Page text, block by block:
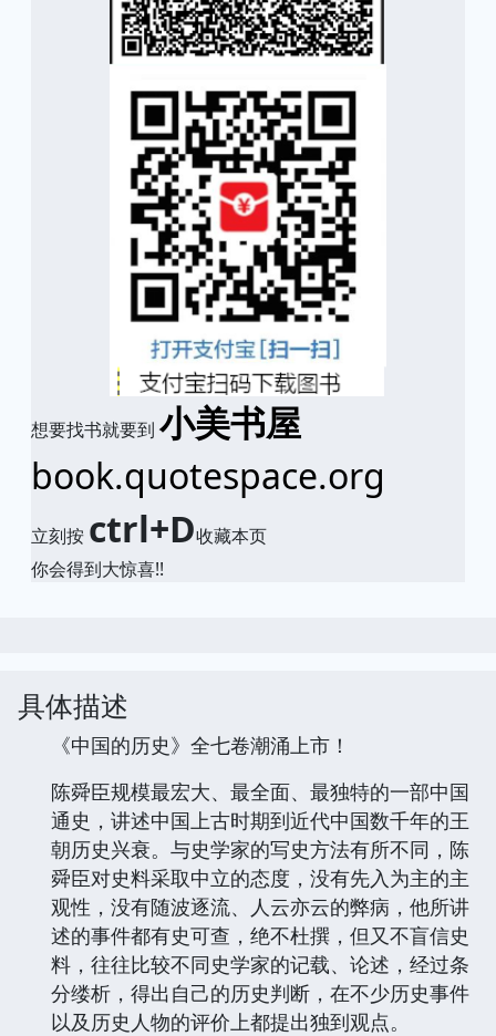
想要找书就要到 小美书屋
book.quotespace.org
立刻按 ctrl+D收藏本页
你会得到大惊喜!!
具体描述
《中国的历史》全七卷潮涌上市！
陈舜臣规模最宏大、最全面、最独特的一部中国
通史，讲述中国上古时期到近代中国数千年的王
朝历史兴衰。与史学家的写史方法有所不同，陈
舜臣对史料采取中立的态度，没有先入为主的主
观性，没有随波逐流、人云亦云的弊病，他所讲
述的事件都有史可查，绝不杜撰，但又不盲信史
料，往往比较不同史学家的记载、论述，经过条
分缕析，得出自己的历史判断，在不少历史事件
以及历史人物的评价上都提出独到观点。